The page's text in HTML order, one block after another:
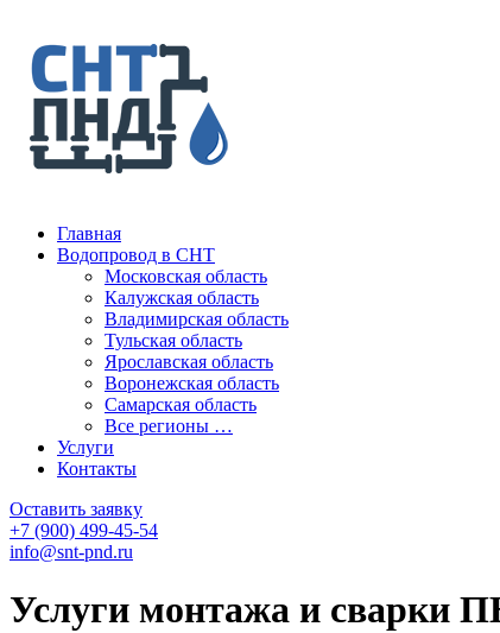
Главная
Водопровод в СНТ
Московская область
Калужская область
Владимирская область
Тульская область
Ярославская область
Воронежская область
Самарская область
Все регионы …
Услуги
Контакты
Оставить заявку
+7 (900) 499-45-54
info@snt-pnd.ru
Услуги монтажа и сварки